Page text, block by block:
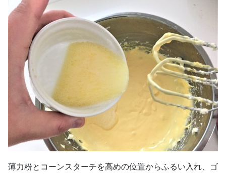
薄力粉とコーンスターチを高めの位置からふるい入れ、ゴ